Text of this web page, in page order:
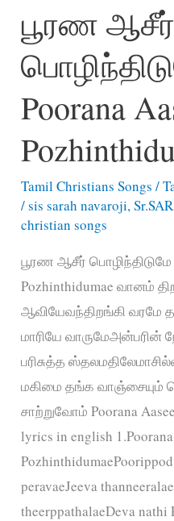
Irangumae
En
பூரண ஆசீர்
Poorana
Tamil Christians Songs /
/sis sarah navaroji,
christian songs
பூரண ஆசீர் பொழிந்திடுமே
Pozhinthidumae வானம்
ஆவியேவந்திறங்கி வரமே
மாரியே வாருமேஅன்பரின்
பரிசுத்த
மகிமை தங்க வாஞ்சையும்
சாற்றுவோம் Poorana
lyrics in english
peravaeJeeva
theerppathalaeDeva nathi